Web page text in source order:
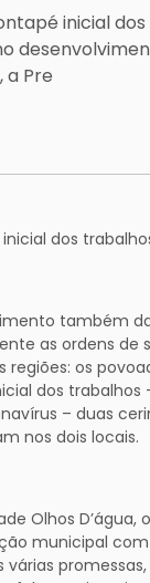
inicial
a Pre
dos
também
as ordens de
os
dos
– duas
nos dois locais.
Olhos D’água,
municipal